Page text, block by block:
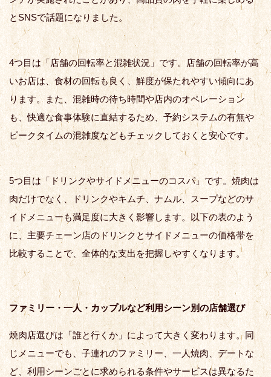
とSNSで話題になりました。
4つ目は「店舗の回転率と混雑状況」です。店舗の回転率が高
いお店は、食材の回転も良く、鮮度が保たれやすい傾向にあ
ります。また、混雑時の待ち時間や店内のオペレーション
も、快適な食事体験に直結するため、予約システムの有無や
ピークタイムの混雑度などもチェックしておくと安心です。
5つ目は「ドリンクやサイドメニューのコスパ」です。焼肉は
肉だけでなく、ドリンクやキムチ、ナムル、スープなどのサ
イドメニューも満足度に大きく影響します。以下の表のよう
に、主要チェーン店のドリンクとサイドメニューの価格帯を
比較することで、全体的な支出を把握しやすくなります。
ファミリー・一人・カップルなど利用シーン別の店舗選び
焼肉店選びは「誰と行くか」によって大きく変わります。同
じメニューでも、子連れのファミリー、一人焼肉、デートな
ど、利用シーンごとに求められる条件やサービスは異なるた